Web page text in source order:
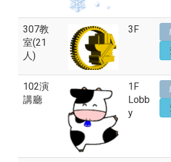
307教
室(21
人)
3F
102演
講廳
1F
Lobb
y